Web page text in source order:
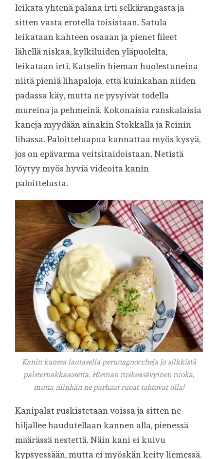
leikata yhtenä palana irti selkärangasta ja
sitten vasta erotella toisistaan. Satula
leikataan kahteen osaaan ja pienet fileet
lähellä niskaa, kylkiluiden yläpuolelta,
leikataan irti. Katselin hieman huolestuneina
niitä pieniä lihapaloja, että kuinkahan niiden
padassa käy, mutta ne pysyivät todella
mureina ja pehmeinä. Kokonaisia ranskalaisia
kaneja myydään ainakin Stokkalla ja Reinin
lihassa. Paloitteluapua kannattaa myös kysyä,
jos on epävarma veitsitaidoistaan. Netistä
löytyy myös hyviä videoita kanin
paloittelusta.
Kanin kanssa lautasella perunagnoccheja ja silkkistä
palsternakkasosetta. Hieman ruskeasävyinen ruoka,
mutta niinhän ne parhaat ruoat tahtovat olla!
Kanipalat ruskistetaan voissa ja sitten ne
hiljallee haudutellaan kannen alla, pienessä
määrässä nestettä. Näin kani ei kuivu
kypsyessään, mutta ei myöskän keity liemessä.